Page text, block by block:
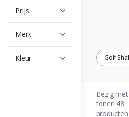
Prijs
Merk
Kleur Golf
Bezig met
tonen 48
producten